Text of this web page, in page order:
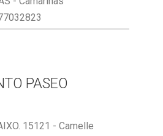
PASEO
15121 - Camelle